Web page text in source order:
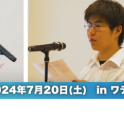
個人情報保護方針